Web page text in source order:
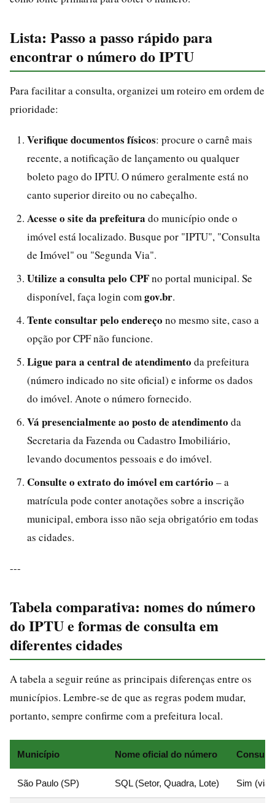
Lista: Passo a passo rápido para
encontrar o número do IPTU
Para facilitar a consulta, organizei um roteiro em ordem de
prioridade:
Verifique documentos físicos: procure o carnê mais
recente, a notificação de lançamento ou qualquer
boleto pago do IPTU. O número geralmente está no
canto superior direito ou no cabeçalho.
Acesse o site da prefeitura do município onde o
imóvel está localizado. Busque por "IPTU", "Consulta
de Imóvel" ou "Segunda Via".
Utilize a consulta pelo CPFno portal municipal. Se
disponível, faça login com gov.br.
Tente consultar pelo endereço no mesmo site, caso a
opção por CPF não funcione.
Ligue para a central de atendimento da prefeitura
(número indicado no site oficial) e informe os dados
do imóvel. Anote o número fornecido.
Vá presencialmente ao posto de atendimento da
Secretaria da Fazenda ou Cadastro Imobiliário,
levando documentos pessoais e do imóvel.
Consulte o extrato do imóvel em cartório – a
matrícula pode conter anotações sobre a inscrição
municipal, embora isso não seja obrigatório em todas
as cidades.
---
Tabela comparativa: nomes do número
do IPTU e formas de consulta em
diferentes cidades
A tabela a seguir reúne as principais diferenças entre os
municípios. Lembre-se de que as regras podem mudar,
portanto, sempre confirme com a prefeitura local.
Município Nome oficial do número
São Paulo (SP) SQL (Setor, Quadra, Lote) Sim (via